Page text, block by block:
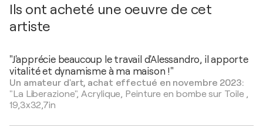
Ils ont acheté une oeuvre de cet
artiste
"J'apprécie beaucoup le travail d'Alessandro, il apporte
vitalité et dynamisme à ma maison !"
Un amateur d'art, achat effectué en novembre 2023:
"La Liberazione",Acrylique, Peinture en bombe sur Toile,
19,3x32,7in